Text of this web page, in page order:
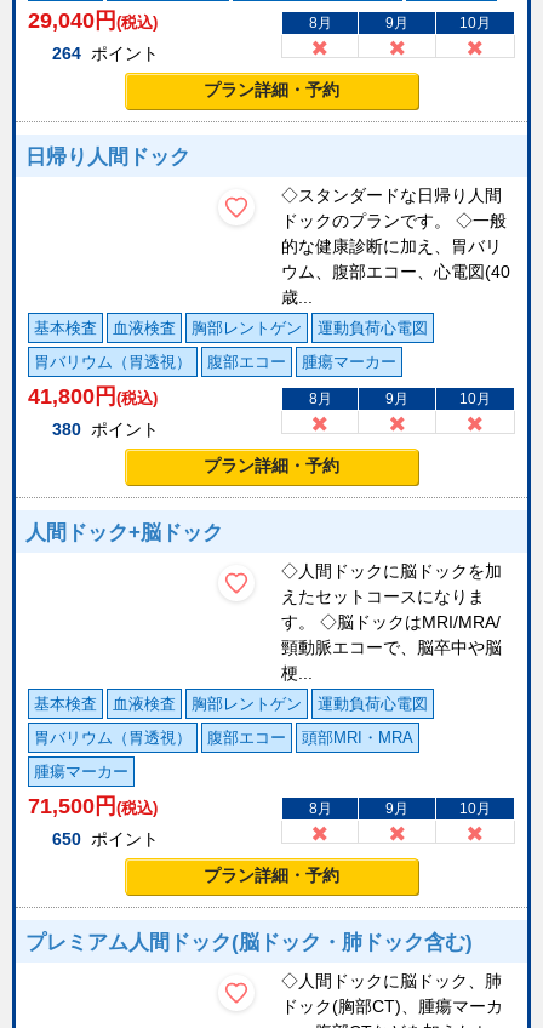
29,040 円 (税込)
264 ポイント
8月 9月 10月
プラン詳細・予約
日帰り人間ドック
◇スタンダードな日帰り人間
ドックのプランです。 ◇一般
的な健康診断に加え、胃バリ
ウム、腹部エコー、心電図(40
歳...
基本検査 血液検査 胸部レントゲン
運動負荷心電図
胃バリウム（胃透視）
腹部エコー 腫瘍マーカー
41,800 円 (税込)
380 ポイント
8月 9月 10月
プラン詳細・予約
人間ドック+脳ドック
◇人間ドックに脳ドックを加
えたセットコースになりま
す。 ◇脳ドックはMRI/MRA/
頸動脈エコーで、脳卒中や脳
梗...
基本検査 血液検査 胸部レントゲン
運動負荷心電図
胃バリウム（胃透視）
腹部エコー
頭部MRI・MRA
腫瘍マーカー
71,500 円 (税込)
650 ポイント
8月 9月 10月
プラン詳細・予約
プレミアム人間ドック(脳ドック・肺ドック含む)
◇人間ドックに脳ドック、肺
ドック(胸部CT)、腫瘍マーカ